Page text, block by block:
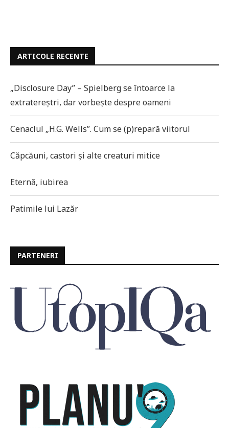
ARTICOLE RECENTE
„Disclosure Day” – Spielberg se întoarce la
extratereștri, dar vorbește despre oameni
Cenaclul „H.G. Wells”. Cum se (p)repară viitorul
Căpcăuni, castori și alte creaturi mitice
Eternă, iubirea
Patimile lui Lazăr
PARTENERI